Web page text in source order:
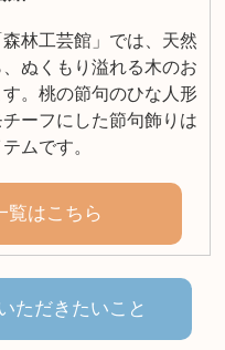
林工芸館」では、天然
ぬくもり溢れる木のお
。桃の節句のひな人形
ーフにした節句飾りは
ムです。
覧はこちら
ただきたいこと